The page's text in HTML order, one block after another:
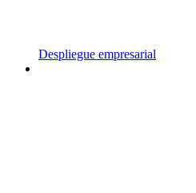
Despliegue empresarial